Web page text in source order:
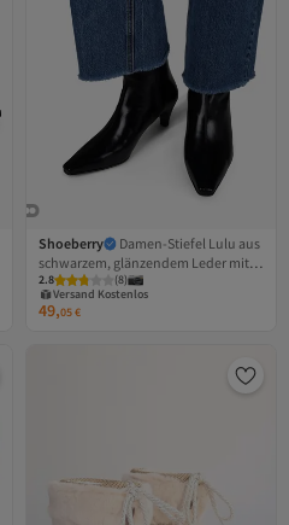
Shoeberry
Damen-Stiefel Lulu aus
schwarzem, glänzendem Leder mit
kurzem Absatz
2.8 (8)
Versand Kostenlos
Gratis Versand
Versand Kostenlos
49,05€